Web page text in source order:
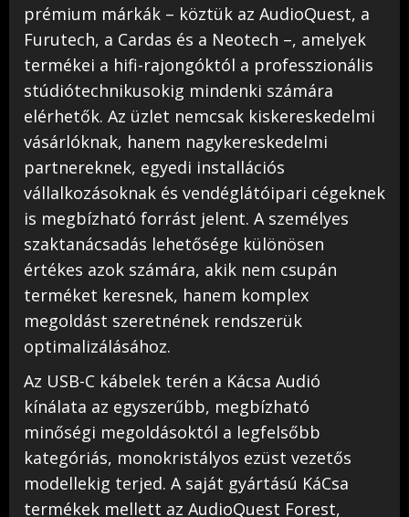
prémium márkák – köztük az AudioQuest, a
Furutech, a Cardas és a Neotech –, amelyek
termékei a hifi-rajongóktól a professzionális
stúdiótechnikusokig mindenki számára
elérhetők. Az üzlet nemcsak kiskereskedelmi
vásárlóknak, hanem nagykereskedelmi
partnereknek, egyedi installációs
vállalkozásoknak és vendéglátóipari cégeknek
is megbízható forrást jelent. A személyes
szaktanácsadás lehetősége különösen
értékes azok számára, akik nem csupán
terméket keresnek, hanem komplex
megoldást szeretnének rendszerük
optimalizálásához.
Az USB-C kábelek terén a Kácsa Audió
kínálata az egyszerűbb, megbízható
minőségi megoldásoktól a legfelsőbb
kategóriás, monokristályos ezüst vezetős
modellekig terjed. A saját gyártású KáCsa
termékek mellett az AudioQuest Forest,